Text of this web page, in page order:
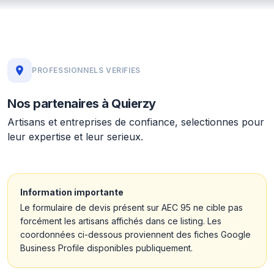
PROFESSIONNELS VERIFIES
Nos partenaires à Quierzy
Artisans et entreprises de confiance, selectionnes pour
leur expertise et leur serieux.
Information importante
Le formulaire de devis présent sur AEC 95 ne cible pas
forcément les artisans affichés dans ce listing. Les
coordonnées ci-dessous proviennent des fiches Google
Business Profile disponibles publiquement.